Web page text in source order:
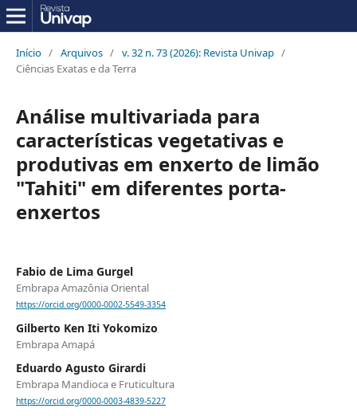
Início / Arquivos / v. 32 n. 73 (2026): Revista Univap /
Ciências Exatas e da Terra
Análise multivariada para
características vegetativas e
produtivas em enxerto de limão
"Tahiti" em diferentes porta-
enxertos
Fabio de Lima Gurgel
Embrapa Amazônia Oriental
https://orcid.org/0000-0002-5549-3354
Gilberto Ken Iti Yokomizo
Embrapa Amapá
Eduardo Agusto Girardi
Embrapa Mandioca e Fruticultura
https://orcid.org/0000-0003-4839-5227